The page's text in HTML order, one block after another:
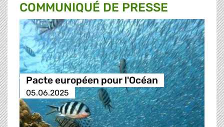
COMMUNIQUÉ DE PRESSE
Pacte européen pour l'Océan
05.06.2025